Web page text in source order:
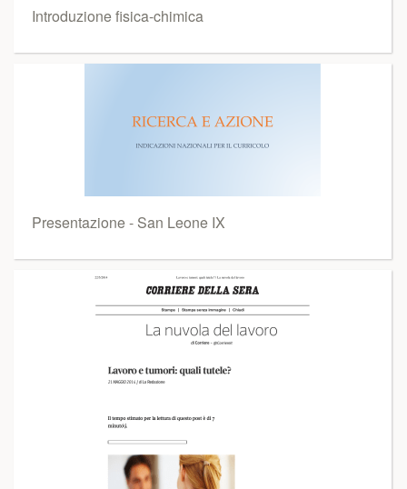
Introduzione fisica-chimica
Presentazione - San Leone IX